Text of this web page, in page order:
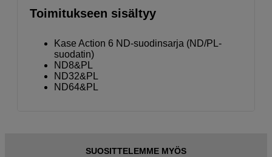
Toimitukseen sisältyy
Kase Action 6 ND-suodinsarja (ND/PL-
suodatin)
ND8&PL
ND32&PL
ND64&PL
SUOSITTELEMME MYÖS